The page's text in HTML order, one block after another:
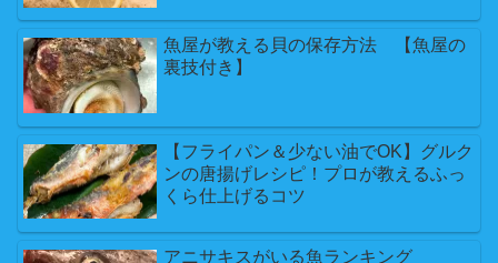
魚屋が教える貝の保存方法 【魚屋の
裏技付き】
【フライパン＆少ない油でOK】グルク
ンの唐揚げレシピ！プロが教えるふっ
くら仕上げるコツ
アニサキスがいる魚ランキング